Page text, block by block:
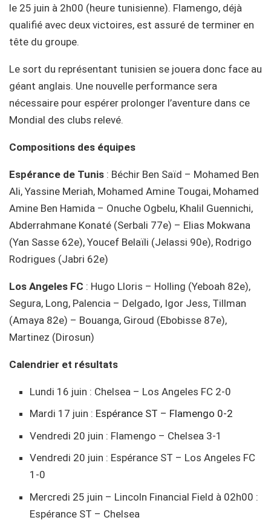
le 25 juin à 2h00 (heure tunisienne). Flamengo, déjà
qualifié avec deux victoires, est assuré de terminer en
tête du groupe.
Le sort du représentant tunisien se jouera donc face au
géant anglais. Une nouvelle performance sera
nécessaire pour espérer prolonger l’aventure dans ce
Mondial des clubs relevé.
Compositions des équipes
Espérance de Tunis : Béchir Ben Saïd – Mohamed Ben
Ali, Yassine Meriah, Mohamed Amine Tougai, Mohamed
Amine Ben Hamida – Onuche Ogbelu, Khalil Guennichi,
Abderrahmane Konaté (Serbali 77e) – Elias Mokwana
(Yan Sasse 62e), Youcef Belaïli (Jelassi 90e), Rodrigo
Rodrigues (Jabri 62e)
Los Angeles FC : Hugo Lloris – Holling (Yeboah 82e),
Segura, Long, Palencia – Delgado, Igor Jess, Tillman
(Amaya 82e) – Bouanga, Giroud (Ebobisse 87e),
Martinez (Dirosun)
Calendrier et résultats
Lundi 16 juin : Chelsea – Los Angeles FC 2-0
Mardi 17 juin : Espérance ST – Flamengo 0-2
Vendredi 20 juin : Flamengo – Chelsea 3-1
Vendredi 20 juin : Espérance ST – Los Angeles FC
1-0
Mercredi 25 juin – Lincoln Financial Field à 02h00 :
Espérance ST – Chelsea